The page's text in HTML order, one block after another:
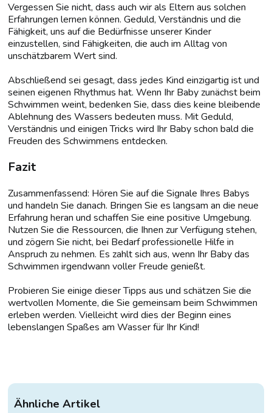
Vergessen Sie nicht, dass auch wir als Eltern aus solchen
Erfahrungen lernen können. Geduld, Verständnis und die
Fähigkeit, uns auf die Bedürfnisse unserer Kinder
einzustellen, sind Fähigkeiten, die auch im Alltag von
unschätzbarem Wert sind.
Abschließend sei gesagt, dass jedes Kind einzigartig ist und
seinen eigenen Rhythmus hat. Wenn Ihr Baby zunächst beim
Schwimmen weint, bedenken Sie, dass dies keine bleibende
Ablehnung des Wassers bedeuten muss. Mit Geduld,
Verständnis und einigen Tricks wird Ihr Baby schon bald die
Freuden des Schwimmens entdecken.
Fazit
Zusammenfassend: Hören Sie auf die Signale Ihres Babys
und handeln Sie danach. Bringen Sie es langsam an die neue
Erfahrung heran und schaffen Sie eine positive Umgebung.
Nutzen Sie die Ressourcen, die Ihnen zur Verfügung stehen,
und zögern Sie nicht, bei Bedarf professionelle Hilfe in
Anspruch zu nehmen. Es zahlt sich aus, wenn Ihr Baby das
Schwimmen irgendwann voller Freude genießt.
Probieren Sie einige dieser Tipps aus und schätzen Sie die
wertvollen Momente, die Sie gemeinsam beim Schwimmen
erleben werden. Vielleicht wird dies der Beginn eines
lebenslangen Spaßes am Wasser für Ihr Kind!
Ähnliche Artikel